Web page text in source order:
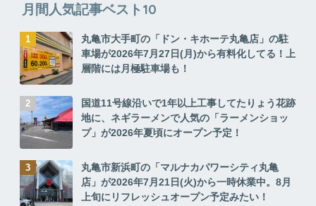
月間人気記事ベスト10
丸亀市大手町の「ドン・キホーテ丸亀店」の駐
車場が2026年7月27日(月)から有料化してる！上
層階には月極駐車場も！
国道11号線沿いで1年以上工事してたりょう花跡
地に、ネギラーメンで人気の「ラーメンショッ
プ」が2026年夏頃にオープン予定！
丸亀市新浜町の「マルナカパワーシティ丸亀
店」が2026年7月21日(火)から一時休業中。8月
上旬にリフレッシュオープン予定みたい！